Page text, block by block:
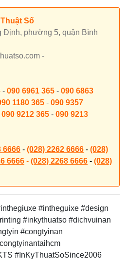
Số
Định, phường 5, quận Bình
-
- 090 6961 365 - 090 6863
1180 365 - 090 9357
090 9212 365 - 090 9213
6666 - (028) 2262 6666 - (028)
6666 - (028) 2268 6666 - (028)
#intheguixe #design
#inkythuatso #dichvuinan
#congtyinan
#InKyThuatSoSince2006